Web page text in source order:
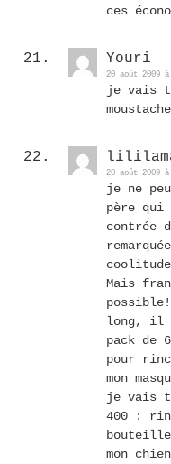
ces
Youri
20 août 2009
je vais
moustache
20 août 2009
je ne
père
contrée
coolitude
Mais
long, il
pack de
pour
mon
je vais
400 :
mon